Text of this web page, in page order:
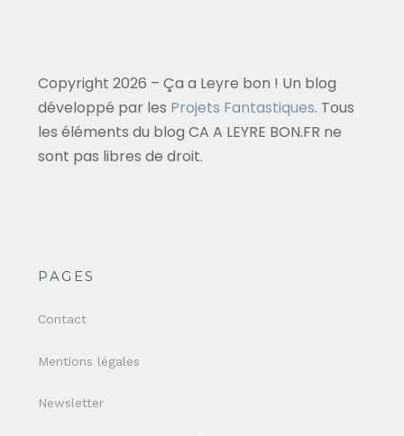
Copyright 2026 – Ça a Leyre bon ! Un blog
développé par les Projets Fantastiques. Tous
les éléments du blog CA A LEYRE BON.FR ne
sont pas libres de droit.
PAGES
Contact
Mentions légales
Newsletter